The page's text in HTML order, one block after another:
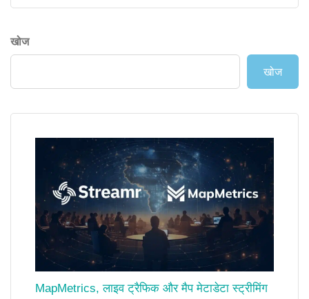
खोज
खोज
MapMetrics, लाइव ट्रैफिक और मैप मेटाडेटा स्ट्रीमिंग